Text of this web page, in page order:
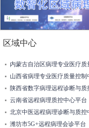
区域中心
内蒙古自治区病理专业医疗质量控
山西省病理专业医疗质量控制中
陕西省数字病理远程诊断与质
云南省远程病理质控中心平台
北京中医远程病理诊断与质控中
潍坊市5G+远程病理会诊平台